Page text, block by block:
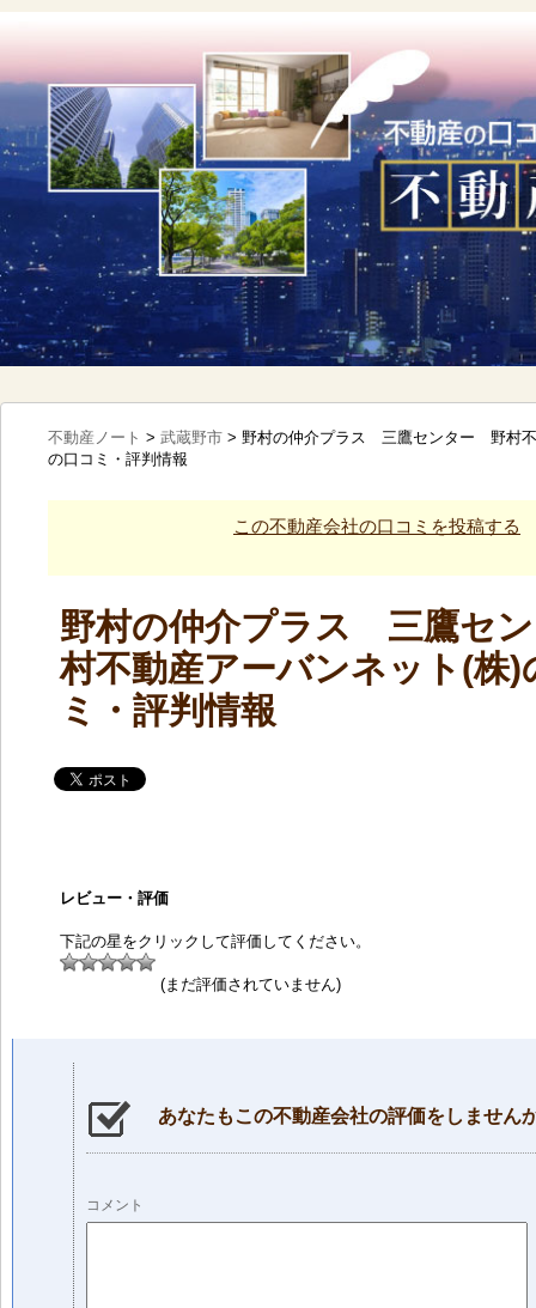
不動産ノート > 武蔵野市 > 野村の仲介プラス 三鷹センター 野村不
の口コミ・評判情報
この不動産会社の口コミを投稿する
野村の仲介プラス 三鷹セ
村不動産アーバンネット(株)
ミ・評判情報
レビュー・評価
下記の星をクリックして評価してください。
(まだ評価されていません)
あなたもこの不動産会社の評価をしません
コメント